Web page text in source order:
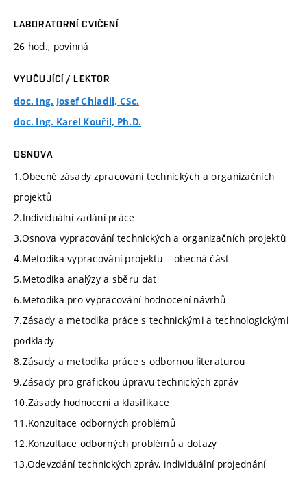
LABORATORNÍ CVIČENÍ
26 hod., povinná
VYUČUJÍCÍ / LEKTOR
doc. Ing. Josef Chladil, CSc.
doc. Ing. Karel Kouřil, Ph.D.
OSNOVA
1.Obecné zásady zpracování technických a organizačních
projektů
2.Individuální zadání práce
3.Osnova vypracování technických a organizačních projektů
4.Metodika vypracování projektu – obecná část
5.Metodika analýzy a sběru dat
6.Metodika pro vypracování hodnocení návrhů
7.Zásady a metodika práce s technickými a technologickými
podklady
8.Zásady a metodika práce s odbornou literaturou
9.Zásady pro grafickou úpravu technických zpráv
10.Zásady hodnocení a klasifikace
11.Konzultace odborných problémů
12.Konzultace odborných problémů a dotazy
13.Odevzdání technických zpráv, individuální projednání